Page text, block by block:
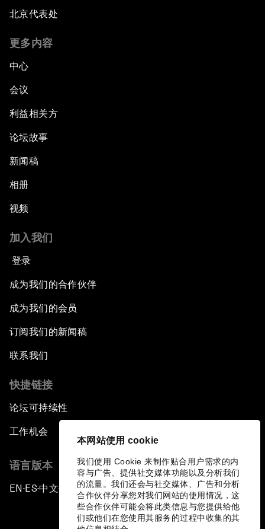
本网站使用 cookie
我们使用 Cookie 来制作贴合用户需求的内
容与广告、提供社交媒体功能以及分析我们
的流量。我们还会与社交媒体、广告和分析
合作伙伴分享您对我们网站的使用情况，这
些合作伙伴可能会将此类信息与您提供给他
们或他们在您使用其服务的过程中收集的其
北京代表处
更多内容
中心
会议
利益相关方
论坛故事
新闻稿
相册
视频
加入我们
登录
成为我们的合作伙伴
成为我们的会员
订阅我们的新闻稿
联系我们
快捷链接
论坛可持续性
工作机会
语言版本
EN ▪ES▪中文▪ 日本語